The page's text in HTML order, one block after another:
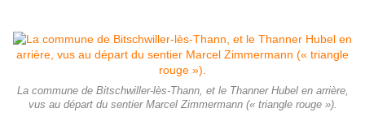
La commune de Bitschwiller-lès-Thann, et le Thanner Hubel en arrière,
vus au départ du sentier Marcel Zimmermann (« triangle rouge »).